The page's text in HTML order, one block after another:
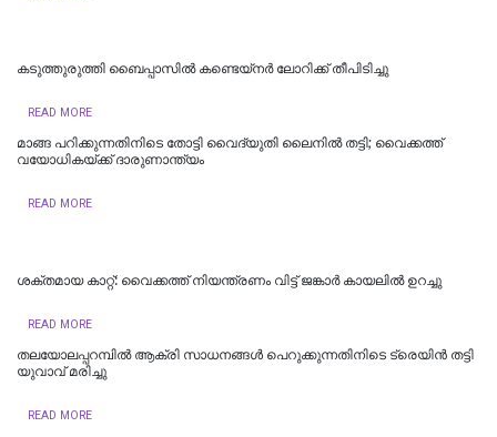
കടുത്തുരുത്തി ബൈപ്പാസിൽ കണ്ടെയ്നർ ലോറിക്ക് തീപിടിച്ചു
READ MORE
മാങ്ങ പറിക്കുന്നതിനിടെ തോട്ടി വൈദ്യുതി ലൈനില്‍ തട്ടി; വൈക്കത്ത്
വയോധികയ്ക്ക് ദാരുണാന്ത്യം
READ MORE
ശക്തമായ കാറ്റ്: വൈക്കത്ത് നിയന്ത്രണം വിട്ട് ജങ്കാർ കായലിൽ ഉറച്ചു
READ MORE
തലയോലപ്പറമ്പിൽ ആക്രി സാധനങ്ങൾ പെറുക്കുന്നതിനിടെ ട്രെയിൻ തട്ടി
യുവാവ് മരിച്ചു
READ MORE